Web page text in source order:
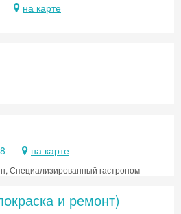
на карте
на карте
Специализированный гастроном
и ремонт)